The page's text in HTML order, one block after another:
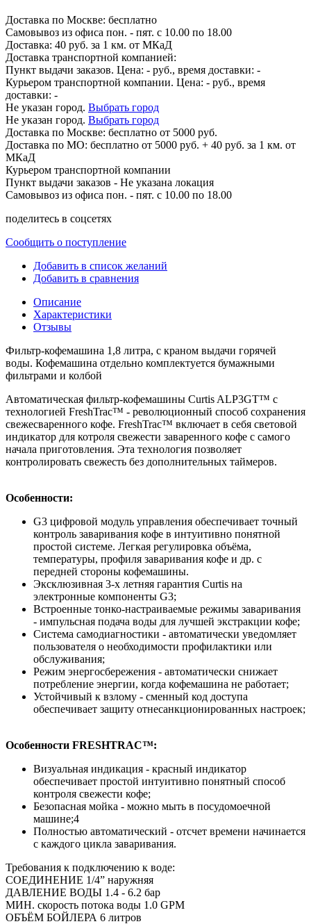
Доставка по Москве: бесплатно
Самовывоз из офиса пон. - пят. с 10.00 по 18.00
Доставка: 40 руб. за 1 км. от МКаД
Доставка транспортной компанией:
Пункт выдачи заказов. Цена: - руб., время доставки: -
Курьером транспортной компании. Цена: - руб., время
доставки: -
Не указан город. Выбрать город
Не указан город. Выбрать город
Доставка по Москве: бесплатно от 5000 руб.
Доставка по МО: бесплатно от 5000 руб. + 40 руб. за 1 км. от
МКаД
Курьером транспортной компании
Пункт выдачи заказов - Не указана локация
Самовывоз из офиса пон. - пят. с 10.00 по 18.00
поделитесь в соцсетях
Сообщить о поступление
Добавить в список желаний
Добавить в сравнения
Описание
Характеристики
Отзывы
Фильтр-кофемашина 1,8 литра, с краном выдачи горячей
воды. Кофемашина отдельно комплектуется бумажными
фильтрами и колбой
Автоматическая фильтр-кофемашины Curtis ALP3GT™ с
технологией FreshTrac™ - революционный способ сохранения
свежесваренного кофе. FreshTrac™ включает в себя световой
индикатор для котроля свежести заваренного кофе с самого
начала приготовления. Эта технология позволяет
контролировать свежесть без дополнительных таймеров.
Особенности:
G3 цифровой модуль управления обеспечивает точный
контроль заваривания кофе в интуитивно понятной
простой системе. Легкая регулировка объёма,
температуры, профиля заваривания кофе и др. с
передней стороны кофемашины.
Эксклюзивная 3-х летняя гарантия Curtis на
электронные компоненты G3;
Встроенные тонко-настраиваемые режимы заваривания
- импульсная подача воды для лучшей экстракции кофе;
Система самодиагностики - автоматически уведомляет
пользователя о необходимости профилактики или
обслуживания;
Режим энергосбережения - автоматически снижает
потребление энергии, когда кофемашина не работает;
Устойчивый к взлому - сменный код доступа
обеспечивает защиту отнесанкционированных настроек;
Особенности FRESHTRAC™:
Визуальная индикация - красный индикатор
обеспечивает простой интуитивно понятный способ
контроля свежести кофе;
Безопасная мойка - можно мыть в посудомоечной
машине;4
Полностью автоматический - отсчет времени начинается
с каждого цикла заваривания.
Требования к подключению к воде:
СОЕДИНЕНИЕ 1/4” наружняя
ДАВЛЕНИЕ ВОДЫ 1.4 - 6.2 бар
МИН. скорость потока воды 1.0 GPM
ОБЪЁМ БОЙЛЕРА 6 литров